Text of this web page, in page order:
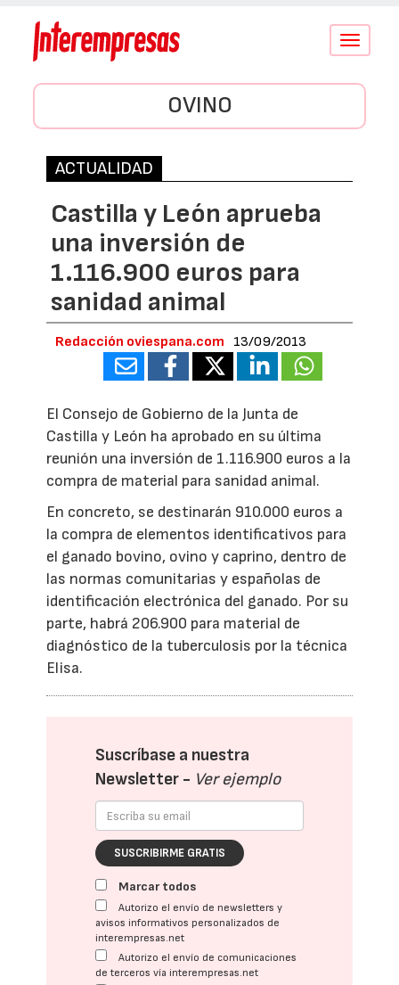
Conmutar
OVINO
ACTUALIDAD
Castilla y León aprueba
una inversión de
1.116.900 euros para
sanidad animal
Redacción oviespana.com 13/09/2013
El Consejo de Gobierno de la Junta de
Castilla y León ha aprobado en su última
reunión una inversión de 1.116.900 euros a la
compra de material para sanidad animal.
En concreto, se destinarán 910.000 euros a
la compra de elementos identificativos para
el ganado bovino, ovino y caprino, dentro de
las normas comunitarias y españolas de
identificación electrónica del ganado. Por su
parte, habrá 206.900 para material de
diagnóstico de la tuberculosis por la técnica
Elisa.
Suscríbase a nuestra
Newsletter - Ver ejemplo
SUSCRIBIRME GRATIS
Marcar todos
Autorizo el envío de newsletters y
avisos informativos personalizados de
interempresas.net
Autorizo el envío de comunicaciones
de terceros vía interempresas.net